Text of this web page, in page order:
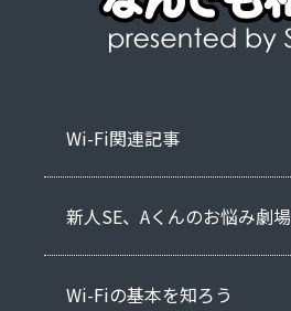
Wi-Fi関連記事
新人SE、Aくんのお悩み劇場
Wi-Fiの基本を知ろう